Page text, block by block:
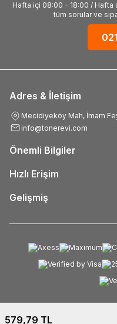
579,79 TL
Hafta içi 08:00 - 18:00 / Hafta
tüm sorular ve
Adres & İletişim
Mecidiyeköy Mah, İmam
info@tonerevi.com
Önemli Bilgiler
Hızlı Erişim
Gelişmiş